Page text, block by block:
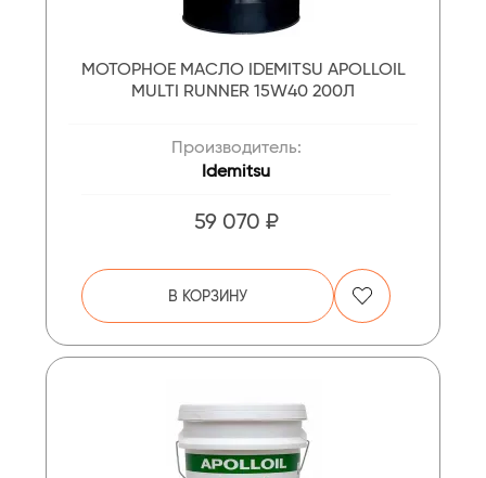
МОТОРНОЕ МАСЛО IDEMITSU APOLLOIL
MULTI RUNNER 15W40 200Л
Производитель:
Idemitsu
59 070 ₽
В КОРЗИНУ